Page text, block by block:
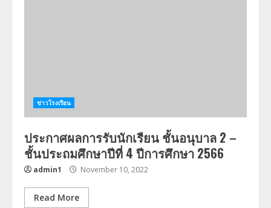
ข่าวโรงเรียน
ประกาศผลการรับนักเรียน ชั้นอนุบาล 2 –
ชั้นประถมศึกษาปีที่ 4 ปีการศึกษา 2566
admin1 November 10, 2022
Read More